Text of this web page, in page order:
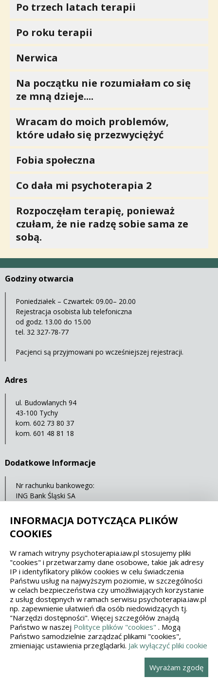
Po trzech latach terapii
Po roku terapii
Nerwica
Na początku nie rozumiałam co się
ze mną dzieje....
Wracam do moich problemów,
które udało się przezwyciężyć
Fobia społeczna
Co dała mi psychoterapia 2
Rozpoczęłam terapię, ponieważ
czułam, że nie radzę sobie sama ze
sobą.
Godziny otwarcia
Poniedziałek – Czwartek: 09.00– 20.00
Rejestracja osobista lub telefoniczna
od godz. 13.00 do 15.00
tel. 32 327-78-77
Pacjenci są przyjmowani po wcześniejszej rejestracji.
Adres
ul. Budowlanych 94
43-100 Tychy
kom. 602 73 80 37
kom. 601 48 81 18
Dodatkowe Informacje
Nr rachunku bankowego:
ING Bank Śląski SA
Kod BIC SWIFT: INGBPLPW
Spełniamy standardy dostępności oraz W3C
WCAG 2.1 SECTION 508 EAA/EN 301549
IS 5568
INFORMACJA DOTYCZĄCA PLIKÓW
COOKIES
W ramach witryny psychoterapia.iaw.pl stosujemy pliki
"cookies" i przetwarzamy dane osobowe, takie jak adresy
IP i identyfikatory plików cookies w celu świadczenia
Państwu usług na najwyższym poziomie, w szczególności
w celach bezpieczeństwa czy umożliwiających korzystanie
z usług dostępnych w ramach serwisu psychoterapia.iaw.pl
np. zapewnienie ułatwień dla osób niedowidzących tj.
"Narzędzi dostępności". Więcej szczegółów znajdą
Państwo w naszej Polityce plików "cookies" . Mogą
Państwo samodzielnie zarządzać plikami "cookies",
zmieniając ustawienia przeglądarki. Jak wyłączyć pliki cookie
Wyrażam zgodę